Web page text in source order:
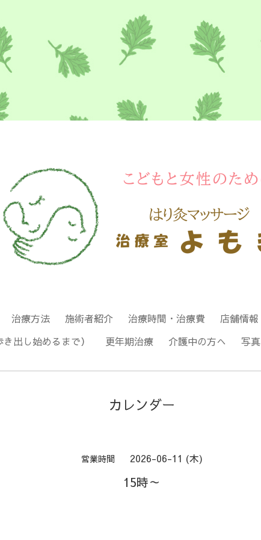
治療方法 施術者紹介 治療時間・治療費 店舗情報
出し始めるまで）
更年期治療 介護中の方へ 写真
カレンダー
営業時間 2026-06-11 (木)
15時～